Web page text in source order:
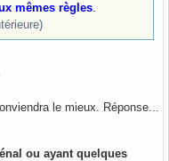
mêmes règles.
le mieux. Réponse...
ou ayant quelques